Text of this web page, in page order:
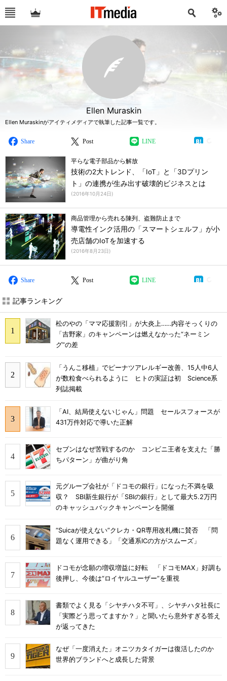
Ellen Muraskin
Ellen Muraskinがアイティメディアで執筆した記事一覧です。
Share Post LINE
平らな電子部品から解放
技術の2大トレンド、「IoT」と「3Dプリン
ト」の連携が生み出す破壊的ビジネスとは
(2016年10月24日)
商品管理から売れる陳列、盗難防止まで
導電性インク活用の「スマートシェルフ」が小
売店舗のIoTを加速する
(2016年8月23日)
Share Post LINE
記事ランキング
松のやの「ママ応援割引」が大炎上……内容そっくりの
「吉野家」のキャンペーンは燃えなかった“ネーミン
グ”の差
「うんこ移植」でピーナツアレルギー改善、15人中6人
が数粒食べられるように ヒトの実証は初 Science系
列誌掲載
「AI、結局使えないじゃん」問題 セールスフォースが
431万件対応で導いた正解
セブンはなぜ苦戦するのか コンビニ王者を支えた「勝
ちパターン」が曲がり角
元グループ会社が「ドコモの銀行」になった不満を吸
収？ SBI新生銀行が「SBIの銀行」として最大5.2万円
のキャッシュバックキャンペーンを開催
“Suicaが使えない”クレカ・QR専用改札機に賛否 「問
題なく運用できる」「交通系ICの方がスムーズ」
ドコモが念願の増収増益に好転 「ドコモMAX」好調も
後押し、今後は“ロイヤルユーザー”を重視
書類でよく見る「シヤチハタ不可」、シヤチハタ社長に
「実際どう思ってますか？」と聞いたら意外すぎる答え
が返ってきた
なぜ「一度消えた」オニツカタイガーは復活したのか
世界的ブランドへと成長した背景